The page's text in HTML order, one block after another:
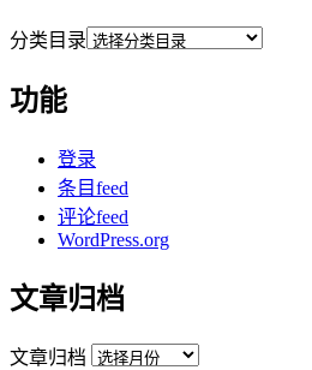
分类目录
功能
登录
条目feed
评论feed
WordPress.org
文章归档
文章归档